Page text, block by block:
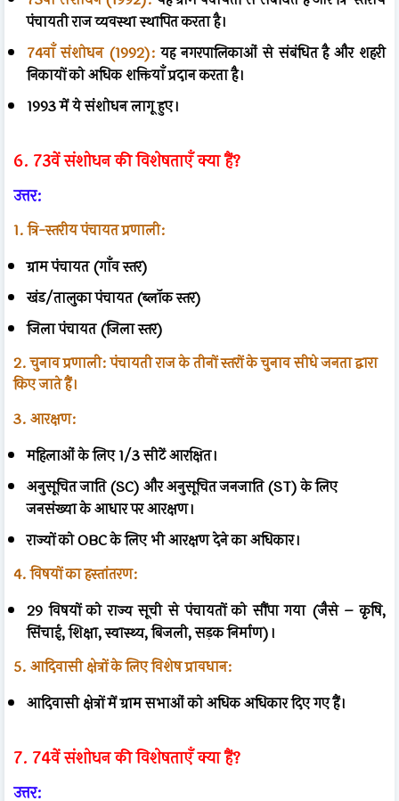
पंचायती राज व्यवस्था स्थापित करता है।
74वाँ संशोधन (1992): यह नगरपालिकाओं से संबंधित है और शहरी
निकायों को अधिक शक्तियाँ प्रदान करता है।
1993 में ये संशोधन लागू हुए।
6. 73वें संशोधन की विशेषताएँ क्या हैं?
उत्तर:
1. त्रि-स्तरीय पंचायत प्रणाली:
ग्राम पंचायत (गाँव स्तर)
खंड/तालुका पंचायत (ब्लॉक स्तर)
जिला पंचायत (जिला स्तर)
2. चुनाव प्रणाली: पंचायती राज के तीनों स्तरों के चुनाव सीधे जनता द्वारा
किए जाते हैं।
3. आरक्षण:
महिलाओं के लिए 1/3 सीटें आरक्षित।
अनुसूचित जाति (SC) और अनुसूचित जनजाति (ST) के लिए
जनसंख्या के आधार पर आरक्षण।
राज्यों को OBC के लिए भी आरक्षण देने का अधिकार।
4. विषयों का हस्तांतरण:
29 विषयों को राज्य सूची से पंचायतों को सौंपा गया (जैसे – कृषि,
सिंचाई, शिक्षा, स्वास्थ्य, बिजली, सड़क निर्माण)।
5. आदिवासी क्षेत्रों के लिए विशेष प्रावधान:
आदिवासी क्षेत्रों में ग्राम सभाओं को अधिक अधिकार दिए गए हैं।
7. 74वें संशोधन की विशेषताएँ क्या हैं?
उत्तर: